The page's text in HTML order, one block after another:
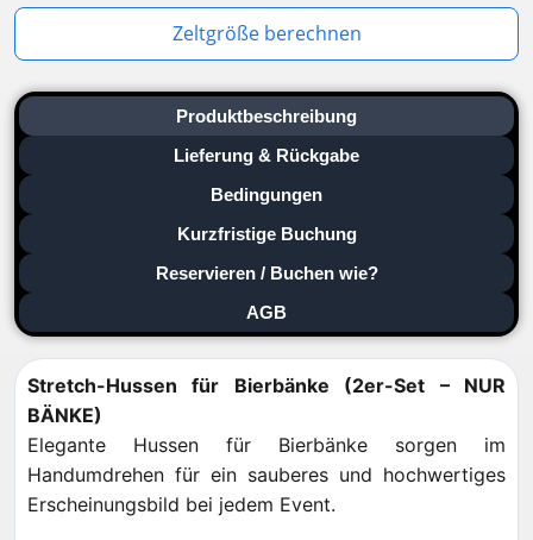
Zeltgröße berechnen
Produktbeschreibung
Lieferung & Rückgabe
Bedingungen
Kurzfristige Buchung
Reservieren / Buchen wie?
AGB
Stretch-Hussen für Bierbänke (2er-Set – NUR
BÄNKE)
Elegante Hussen für Bierbänke sorgen im
Handumdrehen für ein sauberes und hochwertiges
Erscheinungsbild bei jedem Event.